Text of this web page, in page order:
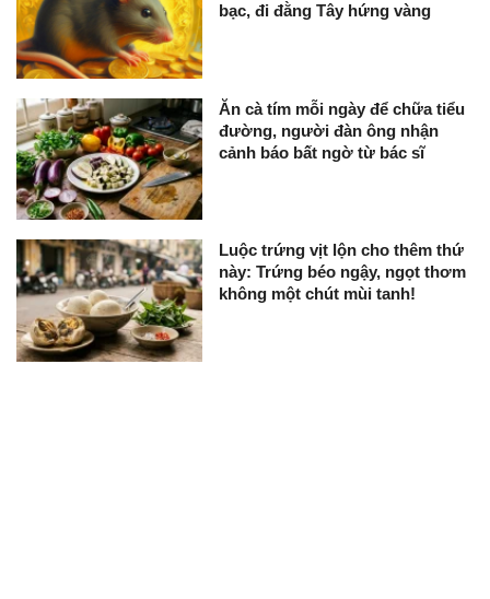
bạc, đi đằng Tây hứng vàng
Ăn cà tím mỗi ngày để chữa tiểu
đường, người đàn ông nhận
cảnh báo bất ngờ từ bác sĩ
Luộc trứng vịt lộn cho thêm thứ
này: Trứng béo ngậy, ngọt thơm
không một chút mùi tanh!